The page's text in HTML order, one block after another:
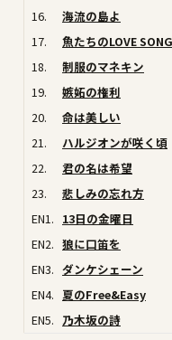
16.
海流の島よ
17.
魚たちのLOVE SONG
18.
制服のマネキン
19.
嫉妬の権利
20.
命は美しい
21.
ハルジオンが咲く頃
22.
君の名は希望
23.
悲しみの忘れ方
EN1. 13日の金曜日
EN2. 狼に口笛を
EN3. ダンケシェーン
EN4. 夏のFree&Easy
EN5. 乃木坂の詩